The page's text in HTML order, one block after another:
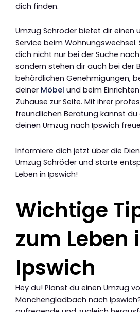
dich finden.
Umzug Schröder bietet dir einen
Service beim Wohnungswechsel.
dich nicht nur bei der Suche
sondern stehen dir auch bei der
behördlichen Genehmigungen,
deiner Möbel und beim
Zuhause zur Seite. Mit ihrer
freundlichen Beratung kannst
deinen Umzug nach Ipswich
Informiere dich jetzt über die
Umzug Schröder und starte
Leben in Ipswich!
Wichtige
zum Leben
Ipswich
Hey du! Planst du einen Umzug
Mönchengladbach nach